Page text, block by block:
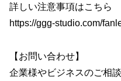
詳しい注意事項はこちら
https://ggg-studio.com/
【お問い合わせ】
企業様やビジネスのご相